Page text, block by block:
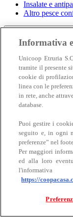
Insalate e
Altro pesce
Carne
Informativa
Unicoop Etruria
tramite il presente
cookie di
linea con le
in rete, anche
database.
Puoi gestire i
seguito e, in ogni
preferenze” nel
Per maggiori
ed alla loro
https://